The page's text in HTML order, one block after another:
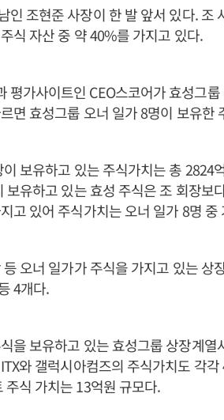
인 조현준 사장이 한 발 앞서 있다. 조
식 자산 중 약 40%를 가지고 있다.
평가사이트인 CEO스코어가 효성그
면 효성그룹 오너 일가 8명이 보유
보유하고 있는 주식가치는 총 2824
보유하고 있는 효성 주식은 조 회장보
고 있어 주식가치는 오너 일가 8명 중
오너 일가가 주식을 가지고 있는 상
4개다.
을 보유하고 있는 효성그룹 상장계
와 갤럭시아컴즈의 주식가치도 각
주식 가치는 13억원 규모다.